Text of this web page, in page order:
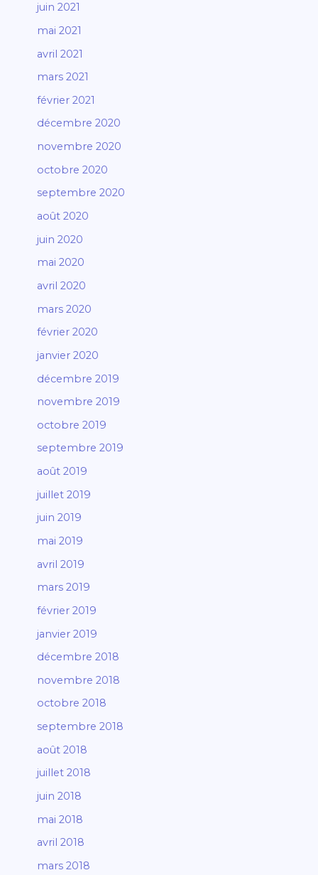
juin 2021
mai 2021
avril 2021
mars 2021
février 2021
décembre 2020
novembre 2020
octobre 2020
septembre 2020
août 2020
juin 2020
mai 2020
avril 2020
mars 2020
février 2020
janvier 2020
décembre 2019
novembre 2019
octobre 2019
septembre 2019
août 2019
juillet 2019
juin 2019
mai 2019
avril 2019
mars 2019
février 2019
janvier 2019
décembre 2018
novembre 2018
octobre 2018
septembre 2018
août 2018
juillet 2018
juin 2018
mai 2018
avril 2018
mars 2018